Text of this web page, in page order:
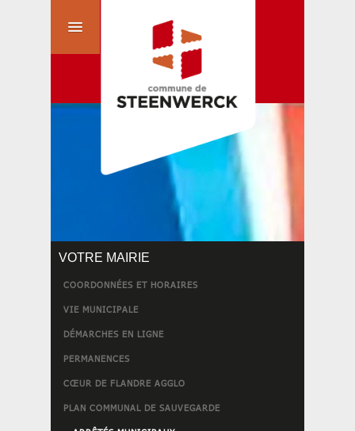
VOTRE MAIRIE
COORDONNÉES ET HORAIRES
VIE MUNICIPALE
DÉMARCHES EN LIGNE
PERMANENCES
CŒUR DE FLANDRE AGGLO
PLAN COMMUNAL DE SAUVEGARDE